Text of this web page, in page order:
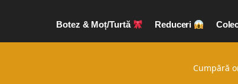
Botez & Moț/Turtă Reduceri
Cumpără